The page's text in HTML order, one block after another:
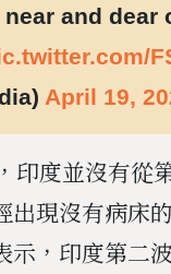
and dear
April 19,
度並沒有從
現沒有病床
，印度第二